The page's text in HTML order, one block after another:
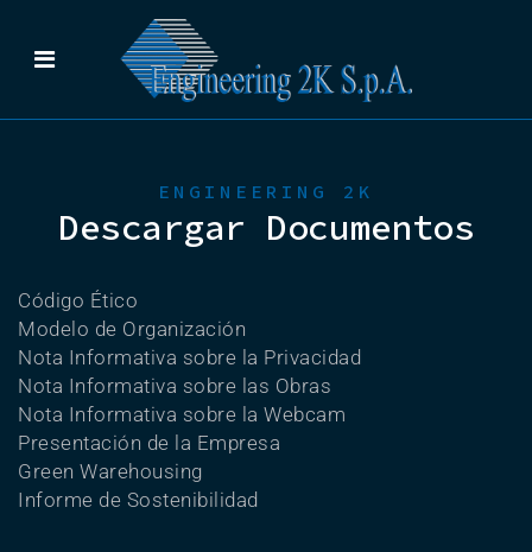
ENGINEERING 2K
Descargar Documentos
Código Ético
Modelo de Organización
Nota Informativa sobre la Privacidad
Nota Informativa sobre las Obras
Nota Informativa sobre la Webcam
Presentación de la Empresa
Green Warehousing
Informe de Sostenibilidad